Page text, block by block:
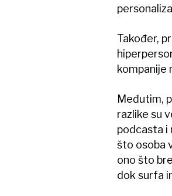
Također,
kompanije
Međutim,
razlike su
podcasta i
što osoba
ono što
dok surfa